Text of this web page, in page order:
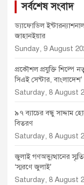
সর্বশেষ সংবাদ
ড্যাফোডিল
জাহানইয়ার
Sunday, 9 August
প্রকৌশল প্রযুক্তি শিল্পে
সিএই সেন্টার, বাংলাদেশ’
Saturday, 8 August
৯৭ ব্যাচের বন্ধু সাদ্দাম
বিতরণ
Saturday, 8 August
জুলাই গণঅভ্যুত্থানের
‘স্মরণে জুলাই’
Saturday, 8 August